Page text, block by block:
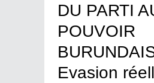
DU PARTI
POUVOIR
Evasion